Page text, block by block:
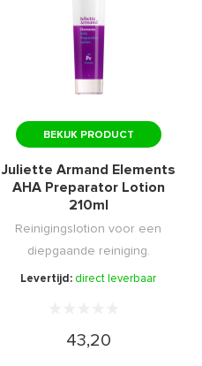
BEKIJK PRODUCT
Juliette Armand Elements
AHA Preparator Lotion
210ml
Reinigingslotion voor een
diepgaande reiniging.
Levertijd: direct leverbaar
43,20